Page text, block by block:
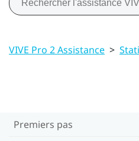
VIVE Pro 2 Assistance >
Premiers pas